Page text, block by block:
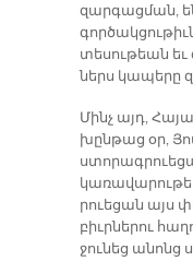
զար­գաց­ման,
տե­սու­թեան
ներս կա­պե­րը
Մինչ այդ,
խըն­թաց օր,
րուե­ցան այս
բիւր­նե­րու
ջու­նեց ա­նոնց